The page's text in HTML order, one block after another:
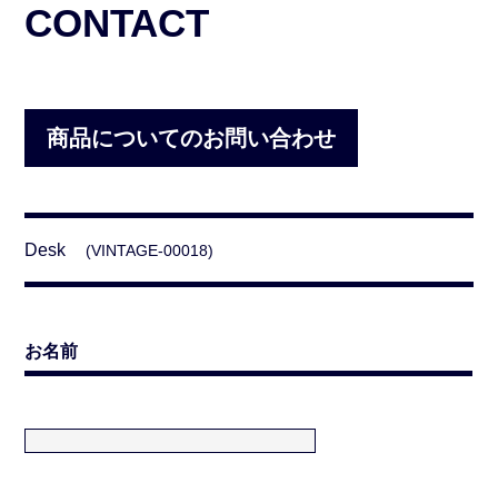
CONTACT
商品についてのお問い合わせ
Desk (VINTAGE-00018)
お名前